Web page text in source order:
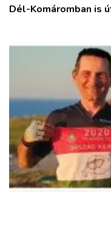
Dél-Komáromban is